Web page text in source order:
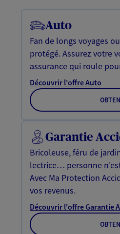
Auto
Fan de longs voyages
protégé. Assurez votre
assurance qui roule
Découvrir l'offre Auto
Garantie
Bricoleuse, féru de
lectrice… personne
Avec Ma Protection
vos revenus.
Découvrir l'offre Garantie